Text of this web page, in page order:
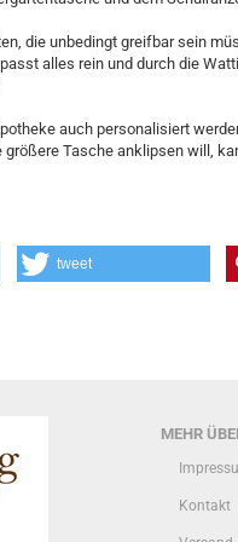
die unbedingt greifbar sein
alles rein und durch die
auch personalisiert
größere Tasche anklipsen will,
tweet
MEHR
Kontakt